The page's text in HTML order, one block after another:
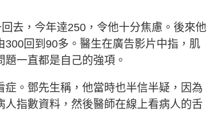
去，今年逹250，令他十分焦慮。後來他
回到90多。醫生在廣告影片中指，肌
一直都是自己的強項。
。鄧先生稱，他當時也半信半疑，因為
指數資料，然後醫師在線上看病人的舌